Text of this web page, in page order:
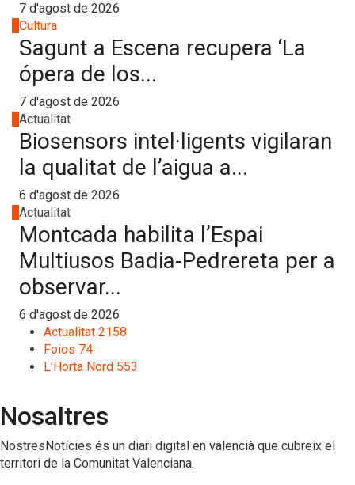
7 d'agost de 2026
Cultura
Sagunt a Escena recupera ‘La
ópera de los...
7 d'agost de 2026
Actualitat
Biosensors intel·ligents vigilaran
la qualitat de l’aigua a...
6 d'agost de 2026
Actualitat
Montcada habilita l’Espai
Multiusos Badia-Pedrereta per a
observar...
6 d'agost de 2026
Actualitat 2158
Foios 74
L'Horta Nord 553
Nosaltres
NostresNotícies és un diari digital en valencià que cubreix el
territori de la Comunitat Valenciana.